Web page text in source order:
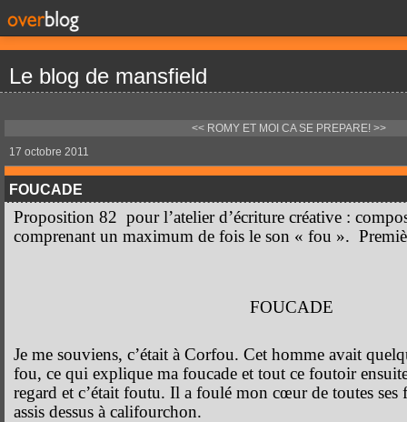
Le blog de mansfield
<< ROMY ET MOI CA SE PREPARE! >>
17 octobre 2011
FOUCADE
Proposition 82 pour l’atelier d’écriture créative :
comprenant un maximum de fois le son « fou ».
FOUCADE
Je me souviens, c’était à Corfou. Cet homme avait
fou, ce qui explique ma foucade et tout ce foutoir
regard et c’était foutu. Il a foulé mon cœur de toutes ses
assis dessus à califourchon.